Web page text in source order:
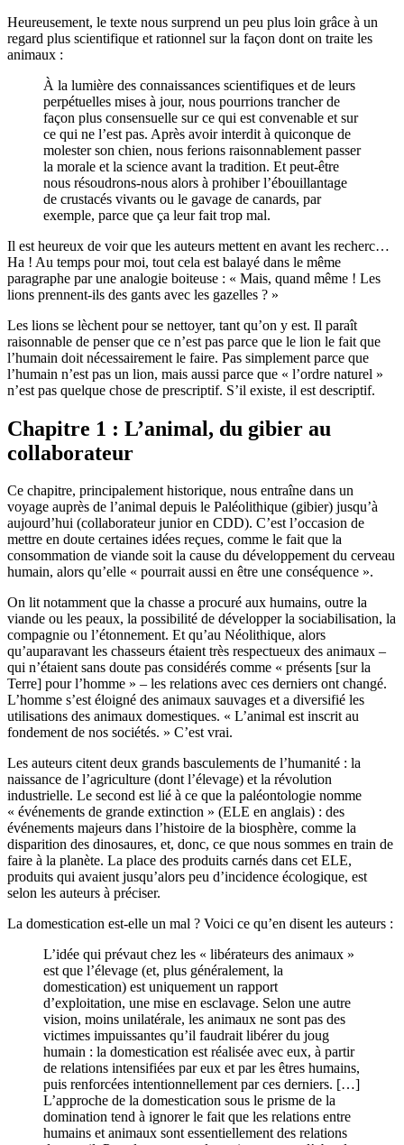
Heureusement, le texte nous surprend un peu plus loin grâce à un
regard plus scientifique et rationnel sur la façon dont on traite les
animaux :
À la lumière des connaissances scientifiques et de leurs
perpétuelles mises à jour, nous pourrions trancher de
façon plus consensuelle sur ce qui est convenable et sur
ce qui ne l’est pas. Après avoir interdit à quiconque de
molester son chien, nous ferions raisonnablement passer
la morale et la science avant la tradition. Et peut-être
nous résoudrons-nous alors à prohiber l’ébouillantage
de crustacés vivants ou le gavage de canards, par
exemple, parce que ça leur fait trop mal.
Il est heureux de voir que les auteurs mettent en avant les recherc…
Ha ! Au temps pour moi, tout cela est balayé dans le même
paragraphe par une analogie boiteuse : « Mais, quand même ! Les
lions prennent-ils des gants avec les gazelles ? »
Les lions se lèchent pour se nettoyer, tant qu’on y est. Il paraît
raisonnable de penser que ce n’est pas parce que le lion le fait que
l’humain doit nécessairement le faire. Pas simplement parce que
l’humain n’est pas un lion, mais aussi parce que « l’ordre naturel »
n’est pas quelque chose de prescriptif. S’il existe, il est descriptif.
Chapitre 1 : L’animal, du gibier au
collaborateur
Ce chapitre, principalement historique, nous entraîne dans un
voyage auprès de l’animal depuis le Paléolithique (gibier) jusqu’à
aujourd’hui (collaborateur junior en CDD). C’est l’occasion de
mettre en doute certaines idées reçues, comme le fait que la
consommation de viande soit la cause du développement du cerveau
humain, alors qu’elle « pourrait aussi en être une conséquence ».
On lit notamment que la chasse a procuré aux humains, outre la
viande ou les peaux, la possibilité de développer la sociabilisation, la
compagnie ou l’étonnement. Et qu’au Néolithique, alors
qu’auparavant les chasseurs étaient très respectueux des animaux –
qui n’étaient sans doute pas considérés comme « présents [sur la
Terre] pour l’homme » – les relations avec ces derniers ont changé.
L’homme s’est éloigné des animaux sauvages et a diversifié les
utilisations des animaux domestiques. « L’animal est inscrit au
fondement de nos sociétés. » C’est vrai.
Les auteurs citent deux grands basculements de l’humanité : la
naissance de l’agriculture (dont l’élevage) et la révolution
industrielle. Le second est lié à ce que la paléontologie nomme
« événements de grande extinction » (ELE en anglais) : des
événements majeurs dans l’histoire de la biosphère, comme la
disparition des dinosaures, et, donc, ce que nous sommes en train de
faire à la planète. La place des produits carnés dans cet ELE,
produits qui avaient jusqu’alors peu d’incidence écologique, est
selon les auteurs à préciser.
La domestication est-elle un mal ? Voici ce qu’en disent les auteurs :
L’idée qui prévaut chez les « libérateurs des animaux »
est que l’élevage (et, plus généralement, la
domestication) est uniquement un rapport
d’exploitation, une mise en esclavage. Selon une autre
vision, moins unilatérale, les animaux ne sont pas des
victimes impuissantes qu’il faudrait libérer du joug
humain : la domestication est réalisée avec eux, à partir
de relations intensifiées par eux et par les êtres humains,
puis renforcées intentionnellement par ces derniers. […]
L’approche de la domestication sous le prisme de la
domination tend à ignorer le fait que les relations entre
humains et animaux sont essentiellement des relations